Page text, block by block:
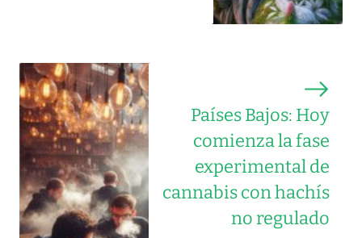
Países Bajos: Hoy
comienza la fase
experimental de
cannabis con hachís
no regulado